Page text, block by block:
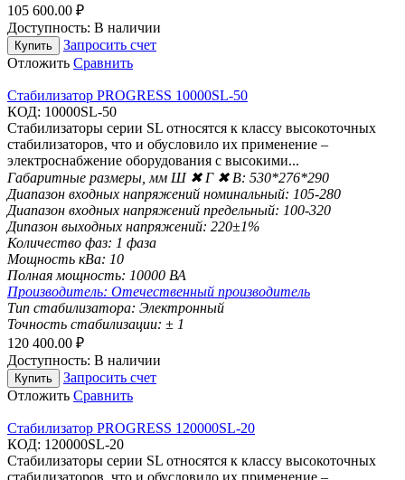
105 600.00 ₽
Доступность: В наличии
Купить
Запросить счет
Отложить Сравнить
Стабилизатор PROGRESS 10000SL-50
КОД: 10000SL-50
Стабилизаторы серии SL относятся к класcу высокоточных
стабилизаторов, что и обусловило их применение –
электроснабжение оборудования с высокими...
Габаритные размеры, мм Ш ✖ Г ✖ В: 530*276*290
Диапазон входных напряжений номинальный: 105-280
Диапазон входных напряжений предельный: 100-320
Дипазон выходных напряжений: 220±1%
Количество фаз: 1 фаза
Мощность кВа: 10
Полная мощность: 10000 ВА
Производитель: Отечественный производитель
Тип стабилизатора: Электронный
Точность стабилизации: ± 1
120 400.00 ₽
Доступность: В наличии
Купить
Запросить счет
Отложить Сравнить
Стабилизатор PROGRESS 120000SL-20
КОД: 120000SL-20
Стабилизаторы серии SL относятся к класcу высокоточных
стабилизаторов, что и обусловило их применение –